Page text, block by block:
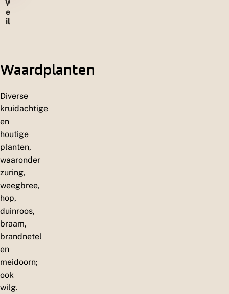
m
e
e
W
e
il
n
Waardplanten
Diverse
kruidachtige
en
houtige
planten,
waaronder
zuring,
weegbree,
hop,
duinroos,
braam,
brandnetel
en
meidoorn;
ook
wilg.